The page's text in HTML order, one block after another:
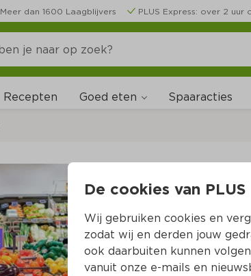
Meer dan 1600 Laagblijvers PLUS Express: over 2 uur
Recepten Goed eten Spaaracties
De cookies van PLUS
Wij gebruiken cookies en
zodat wij en derden jouw
ook daarbuiten kunnen
vanuit onze e-mails en